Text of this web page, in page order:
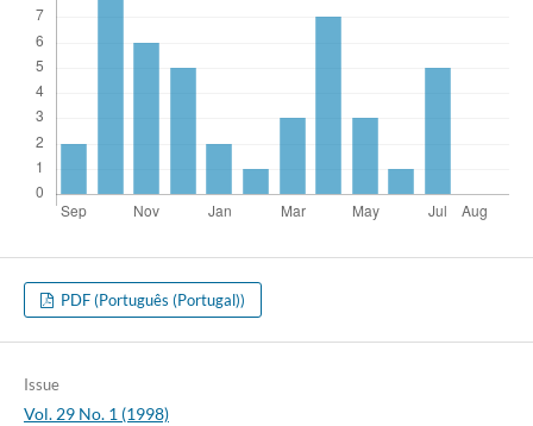
PDF (Português (Portugal))
Issue
Vol. 29 No. 1 (1998)